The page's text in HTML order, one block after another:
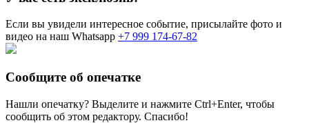
Если вы увидели интересное событие, присылайте фото и
видео на наш Whatsapp +7 999 174-67-82
Сообщите об опечатке
Нашли опечатку? Выделите и нажмите Ctrl+Enter, чтобы
сообщить об этом редактору. Спасибо!